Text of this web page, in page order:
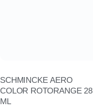
SCHMINCKE AERO
COLOR ROTORANGE 28
ML